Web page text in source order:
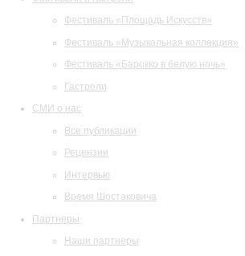
Фестиваль «Площадь Искусств»
Фестиваль «Музыкальная коллекция»
Фестиваль «Барокко в белую ночь»
Гастроли
СМИ о нас
Все публикации
Рецензии
Интервью
Время Шостаковича
Партнеры
Наши партнеры